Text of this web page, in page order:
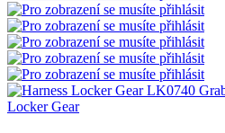
Locker Gear